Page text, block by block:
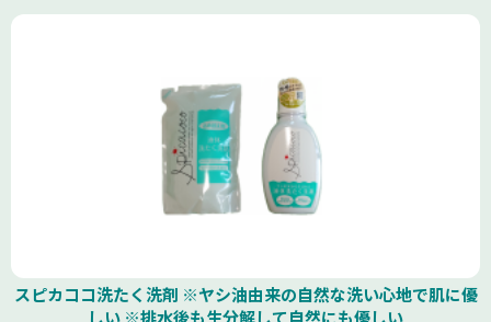
スピカココ洗たく洗剤 ※ヤシ油由来の自然な洗い心地で肌に優
しい ※排水後も生分解して自然にも優しい